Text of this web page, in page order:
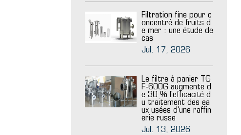
Filtration fine pour c
oncentré de fruits d
e mer : une étude de
cas
Jul. 17, 2026
Le filtre à panier TG
F-600G augmente d
e 30 % l'efficacité d
u traitement des ea
ux usées d'une raffin
erie russe
Jul. 13, 2026